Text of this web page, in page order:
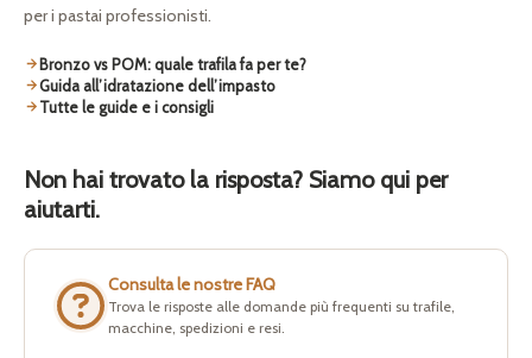
per i pastai professionisti.
Bronzo vs POM: quale trafila fa per te?
Guida all’idratazione dell’impasto
Tutte le guide e i consigli
Non hai trovato la risposta? Siamo qui per
aiutarti.
Consulta le nostre FAQ
Trova le risposte alle domande più frequenti su trafile,
macchine, spedizioni e resi.